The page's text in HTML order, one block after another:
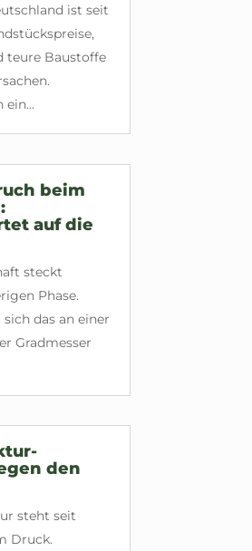
ist seit
teure Baustoffe
beim
auf die
steckt
Phase.
das an einer
Gradmesser
den
steht seit
Druck.